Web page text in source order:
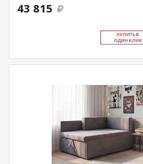
43 815
КУ­ПИТЬ В
ОДИН КЛИК